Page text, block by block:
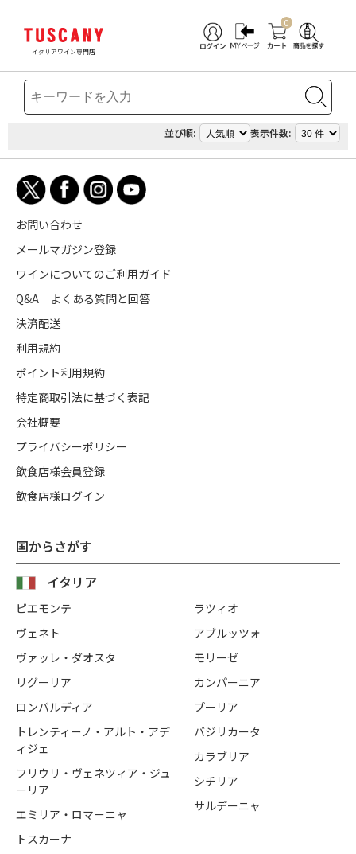
イタリアワイン専門店
0
並び順: 表示件数:
国からさがす
イタリア
ピエモンテ
ヴェネト
ヴァッレ・ダオスタ
リグーリア
ロンバルディア
トレンティーノ・アルト・アデ
ィジェ
フリウリ・ヴェネツィア・ジュ
ーリア
エミリア・ロマーニャ
トスカーナ
ラツィオ
アブルッツォ
モリーゼ
カンパーニア
プーリア
バジリカータ
カラブリア
シチリア
サルデーニャ
お問い合わせ
メールマガジン登録
ワインについてのご利用ガイド
Q&A よくある質問と回答
決済配送
利用規約
ポイント利用規約
特定商取引法に基づく表記
会社概要
プライバシーポリシー
飲食店様会員登録
飲食店様ログイン